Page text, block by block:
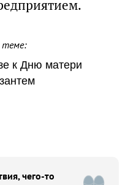
теме:
к Дню матери
чего-то